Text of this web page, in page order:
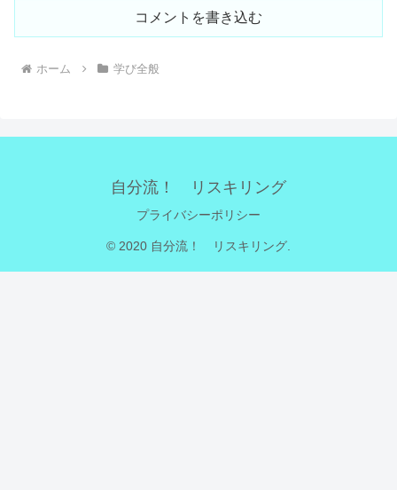
コメントを書き込む
ホーム 学び全般
自分流！ リスキリング
プライバシーポリシー
© 2020 自分流！ リスキリング.